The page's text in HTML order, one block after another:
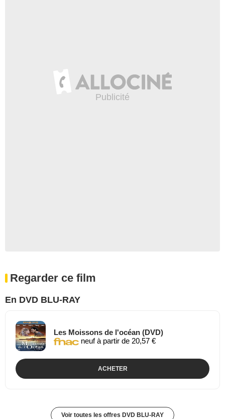
Regarder ce film
En DVD BLU-RAY
Les Moissons de l'océan (DVD)
neuf à partir de 20,57 €
ACHETER
Voir toutes les offres DVD BLU-RAY